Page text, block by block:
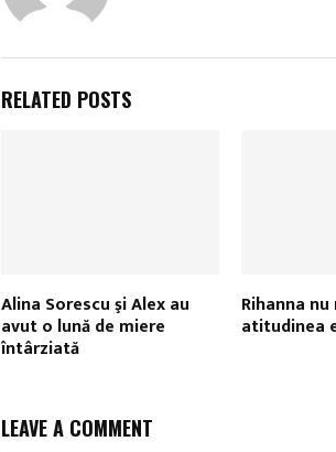
RELATED POSTS
Alina Sorescu şi Alex au
avut o lună de miere
întârziată
Rihanna
atitudinea
LEAVE A COMMENT